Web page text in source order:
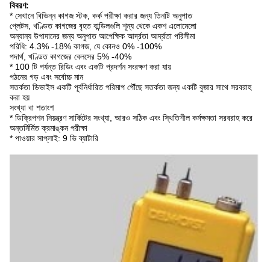
বিবরণ:
* সেখানে বিভিন্ন কাগজ স্টক, কর্ক পরীক্ষা করার জন্য তিনটি অনুপাত
প্লেটস, খণ্ডিত কাগজের বৃহত বান্ডিলগুলি শূন্য থেকে একশ এলোমেলো
অন্যান্য উপাদানের জন্য অনুপাত আপেক্ষিক আর্দ্রতা আর্দ্রতা পরিসীমা
পরিধি: 4.3% -18% কাগজ, যে কোনও 0% -100%
পদার্থ, খণ্ডিত কাগজের বেলসের 5% -40%
* 100 টি পর্যন্ত রিডিং এবং একটি প্রদর্শন সংরক্ষণ করা যায়
পঠনের গড় এবং সর্বোচ্চ মান
সতর্কতা ডিভাইস একটি পূর্বনির্ধারিত পরিমাপ পৌঁছে সতর্কতা জন্য একটি বুজার সাথে সরবরাহ
করা হয়
সংখ্যা বা শতাংশ
* ডিক্রিপশন নিয়ন্ত্রণ সার্কিটের সংখ্যা, আরও সঠিক এবং স্থিতিশীল কর্মক্ষমতা সরবরাহ করে
অন্তর্নির্মিত ক্রমাঙ্কন পরীক্ষা
* পাওয়ার সাপ্লাই: 9 ভি ব্যাটারি